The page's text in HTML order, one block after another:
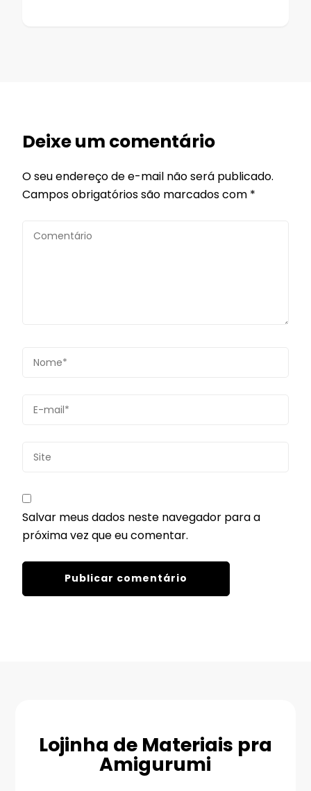
Deixe um comentário
O seu endereço de e-mail não será publicado.
Campos obrigatórios são marcados com *
Salvar meus dados neste navegador para a
próxima vez que eu comentar.
Lojinha de Materiais pra
Amigurumi